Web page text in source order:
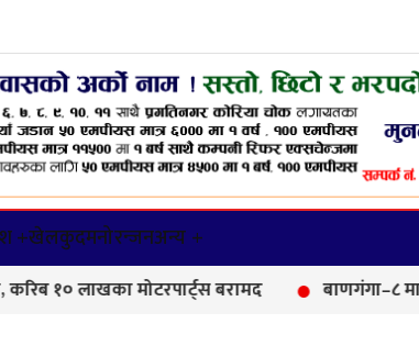
+खेलकुदमनोरन्जनअन्य +
लाखका मोटरपार्ट्स बरामद बाणगंगा–८ मा आयुर्वेद